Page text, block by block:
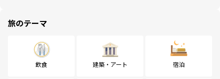
旅のテーマ
飲食 建築・アート 宿泊